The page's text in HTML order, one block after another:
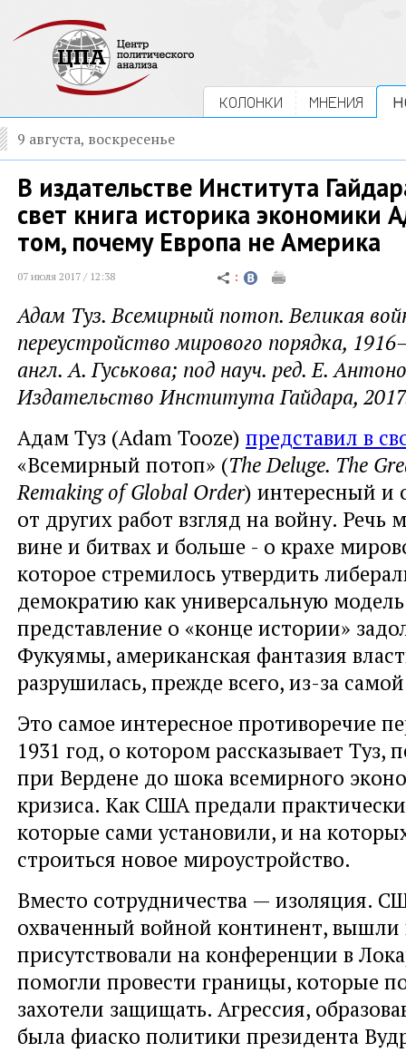
КОЛОНКИ МНЕНИЯ
9 августа, воскресенье
В издательстве Института
свет книга историка экономики
том, почему Европа не Америка
07 июля 2017 / 12:38
Адам Туз. Всемирный потоп. Великая
переустройство мирового порядка,
англ. А. Гуськова; под науч. ред. Е.
Издательство Института Гайдара,
Адам Туз (Adam Tooze) представил в
«Всемирный потоп» (The Deluge. The
Remaking of Global Order) интересный и
от других работ взгляд на войну. Речь
вине и битвах и больше - о крахе
которое стремилось утвердить
демократию как универсальную
представление о «конце истории»
Фукуямы, американская фантазия
разрушилась, прежде всего, из-за
Это самое интересное противоречие
1931 год, о котором рассказывает Туз,
при Вердене до шока всемирного
кризиса. Как США предали
которые сами установили, и на
строиться новое мироустройство.
Вместо сотрудничества — изоляция.
охваченный войной континент, вышли
присутствовали на конференции в
помогли провести границы, которые
захотели защищать. Агрессия,
была фиаско политики президента